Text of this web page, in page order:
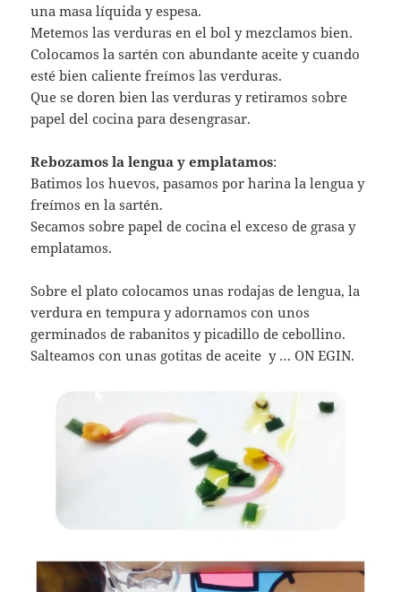
una masa líquida y espesa.
Metemos las verduras en el bol y mezclamos bien.
Colocamos la sartén con abundante aceite y cuando
esté bien caliente freímos las verduras.
Que se doren bien las verduras y retiramos sobre
papel del cocina para desengrasar.
Rebozamos la lengua y emplatamos:
Batimos los huevos, pasamos por harina la lengua y
freímos en la sartén.
Secamos sobre papel de cocina el exceso de grasa y
emplatamos.
Sobre el plato colocamos unas rodajas de lengua, la
verdura en tempura y adornamos con unos
germinados de rabanitos y picadillo de cebollino.
Salteamos con unas gotitas de aceite y … ON EGIN.